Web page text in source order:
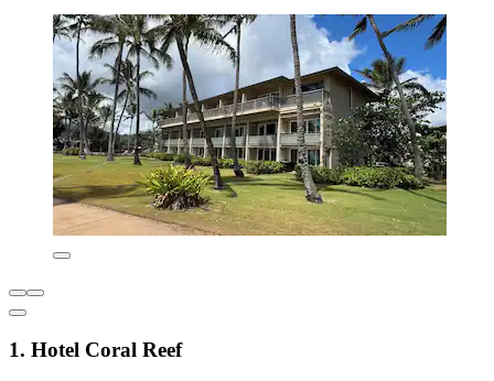
1. Hotel Coral Reef